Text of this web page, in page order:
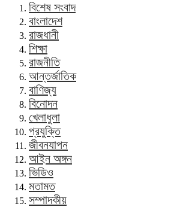
বিশেষ সংবাদ
বাংলাদেশ
রাজধানী
শিক্ষা
রাজনীতি
আন্তর্জাতিক
বাণিজ্য
বিনোদন
খেলাধুলা
প্রযুক্তি
জীবনযাপন
আইন অঙ্গন
ভিডিও
মতামত
সম্পাদকীয়